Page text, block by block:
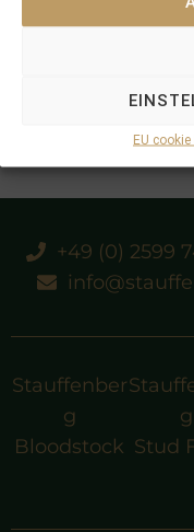
EU
+49 (0) 2599
Stauffenber
g
Bloodstock
g
Stud